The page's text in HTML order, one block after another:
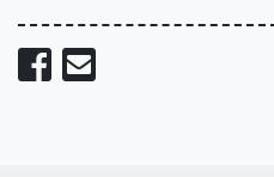
Share on Facebook